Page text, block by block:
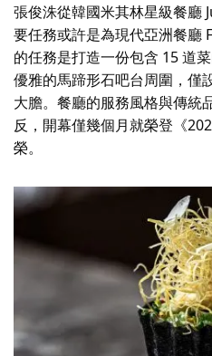
張俊洙從韓國米其林星級餐廳
要任務或許是為現代亞洲餐廳
的任務是打造一份包含 15 道
優雅的馬蹄形石吧台周圍，僅
大膽。餐廳的服務風格與傳統
反，開幕僅幾個月就榮登《
榮。